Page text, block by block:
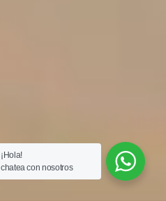
¡Hola!
chatea con nosotros